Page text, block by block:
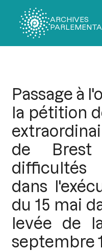
ARCHIVES
Passage à
la pétition
de Brest
dans
du 15 mai
levée de
septembre